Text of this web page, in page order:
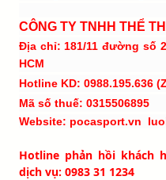
CÔNG TY TNHH THỂ
Địa chỉ: 181/11 đường số
HCM
Hotline KD: 0988.195.636
Mã số thuế: 0315506895
Website: pocasport.vn
Hotline phản hồi khách
dịch vụ: 0983 31 1234